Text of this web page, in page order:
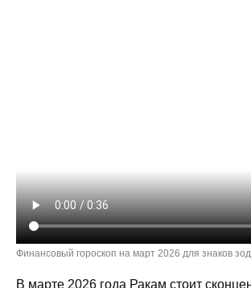
Финансовый гороскоп на март 2026 для знаков
В марте 2026 года Ракам стоит